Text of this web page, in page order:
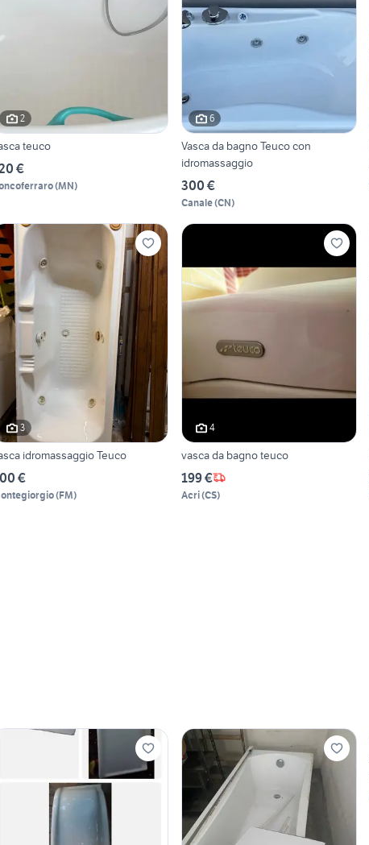
2
teuco
€
(MN)
6
Vasca da bagno Teuco con
idromassaggio
300 €
Canale(CN)
3
idromassaggio Teuco
€
(FM)
4
vasca da bagno teuco
199 €
Acri(CS)